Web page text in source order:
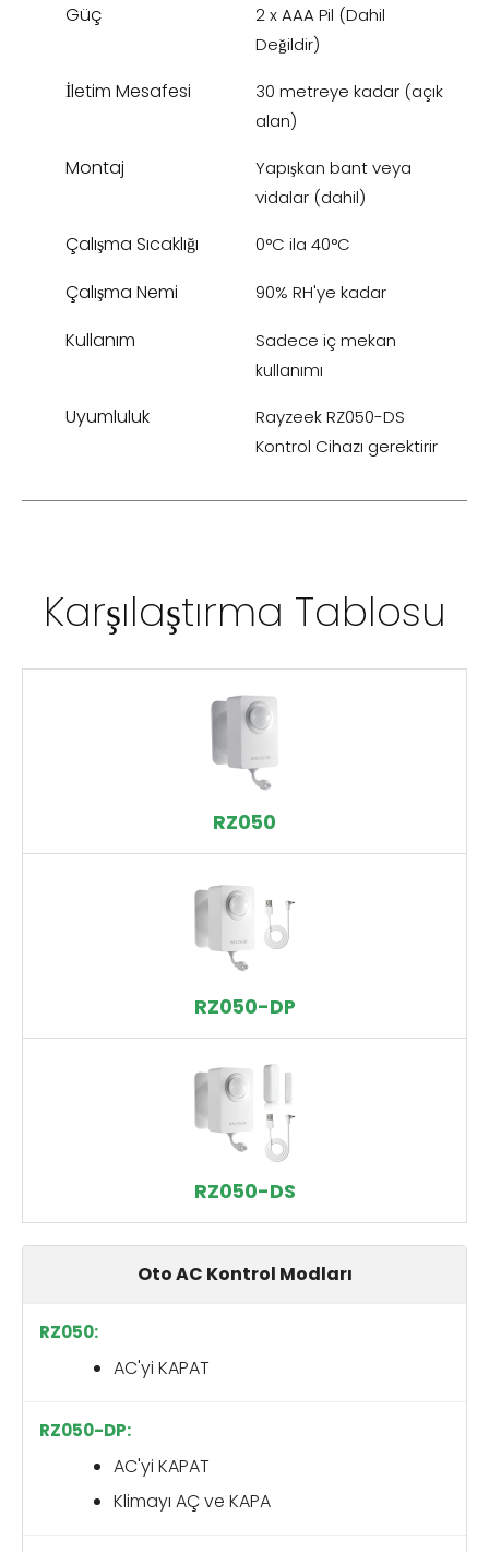
Güç
2 x AAA Pil (Dahil
Değildir)
İletim Mesafesi
30 metreye kadar (açık
alan)
Montaj
Yapışkan bant veya
vidalar (dahil)
Çalışma Sıcaklığı 0°C ila 40°C
Çalışma Nemi 90% RH'ye kadar
Kullanım
Sadece iç mekan
kullanımı
Uyumluluk
Rayzeek RZ050-DS
Kontrol Cihazı gerektirir
Karşılaştırma Tablosu
RZ050
RZ050-DP
RZ050-DS
Oto AC Kontrol Modları
AC'yi KAPAT
AC'yi KAPAT
Klimayı AÇ ve KAPA